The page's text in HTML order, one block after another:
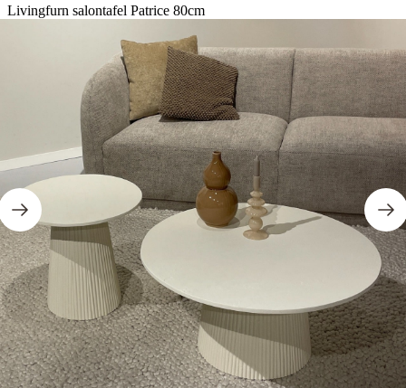
Livingfurn salontafel Patrice 80cm